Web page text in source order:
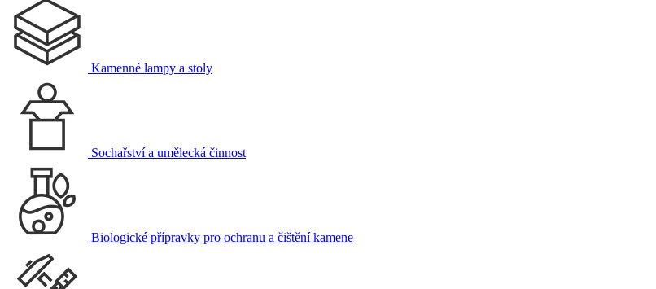
Kamenné lampy a stoly
Sochařství a umělecká činnost
Biologické přípravky pro ochranu a čištění kamene